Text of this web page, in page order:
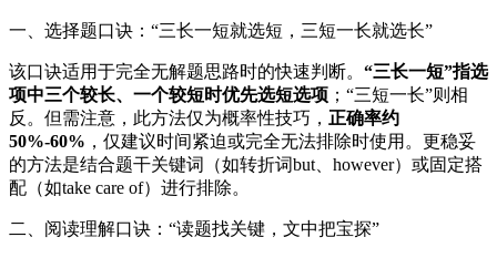
一、选择题口诀：“三长一短就选短，三短一长就选长”
该口诀适用于完全无解题思路时的快速判断。 “三长一短”指选
项中三个较长、一个较短时优先选短选项 ；“三短一长”则相
反。但需注意，此方法仅为概率性技巧， 正确率约
50%-60% ，仅建议时间紧迫或完全无法排除时使用。更稳妥
的方法是结合题干关键词（如转折词but、however）或固定搭
配（如take care of）进行排除。
二、阅读理解口诀：“读题找关键，文中把宝探”